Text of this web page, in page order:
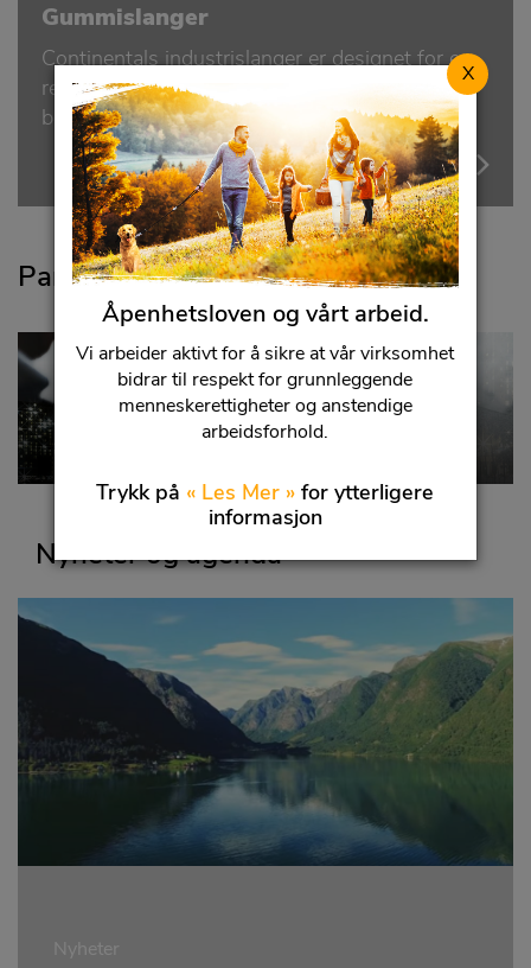
Gummislanger
Continentals industrislanger er designet for en
rekke industrielle og kommersielle
bruksområder.
Partnernettverk for distributører
Nyheter og agenda
Nyheter
X
Åpenhetsloven og vårt arbeid.
Vi arbeider aktivt for å sikre at vår virksomhet
bidrar til respekt for grunnleggende
menneskerettigheter og anstendige
arbeidsforhold.
Trykk på « Les Mer » for ytterligere
informasjon